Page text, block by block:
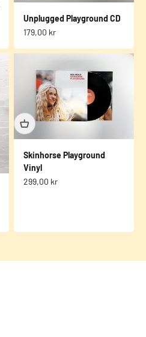
Unplugged Playground CD
Salgspris
179,00 kr
Skinhorse Playground
Vinyl
Salgspris
299,00 kr